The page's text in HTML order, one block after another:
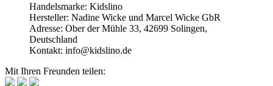
Handelsmarke: Kidslino
Hersteller: Nadine Wicke und Marcel Wicke GbR
Adresse: Ober der Mühle 33, 42699 Solingen,
Deutschland
Kontakt: info@kidslino.de
Mit Ihren Freunden teilen: